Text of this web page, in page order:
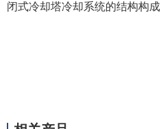
闭式冷却塔冷却系统的结构构成